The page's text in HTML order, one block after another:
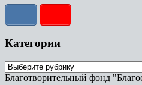
Категории
Благотворительный фонд